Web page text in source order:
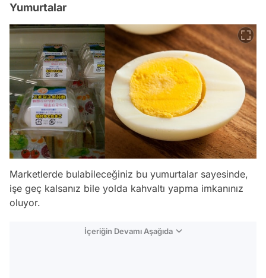
Yumurtalar
Marketlerde bulabileceğiniz bu yumurtalar sayesinde,
işe geç kalsanız bile yolda kahvaltı yapma imkanınız
oluyor.
İçeriğin Devamı Aşağıda